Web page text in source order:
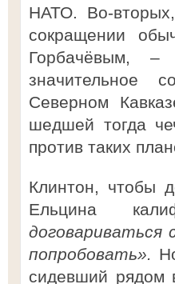
НАТО. Во-
сокращении
Горбачёвым,
значительное
Северном
шедшей тогда
против таких
Клинтон, чтобы
Ельцина
попробовать».
сидевший рядом